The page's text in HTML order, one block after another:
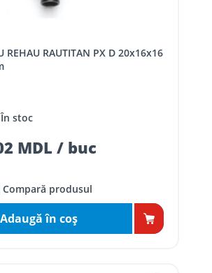
În stoc
MDL / buc
Compară produsul
Adaugă în coş